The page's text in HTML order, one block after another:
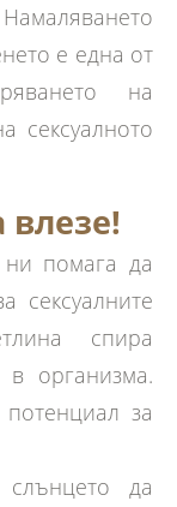
е една от
на
сексуалното
влезе!
помага да
сексуалните
спира
в организма.
за
да